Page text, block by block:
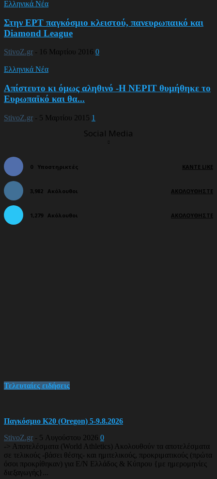
Ελληνικά Νέα
Στην ΕΡΤ παγκόσμιο κλειστού, πανευρωπαικό και
Diamond League
StivoZ.gr - 16 Μαρτίου 2016 0
Ελληνικά Νέα
Απίστευτο κι όμως αληθινό -Η ΝΕΡΙΤ θυμήθηκε το
Ευρωπαϊκό και θα...
StivoZ.gr - 5 Μαρτίου 2015 1
Social Media
0 Υποστηρικτές ΚΆΝΤΕ LIKE
3,982 Ακόλουθοι ΑΚΟΛΟΥΘΉΣΤΕ
1,279 Ακόλουθοι ΑΚΟΛΟΥΘΉΣΤΕ
Τελευταίες ειδήσεις
Παγκόσμιο Κ20 (Oregon) 5-9.8.2026
StivoZ.gr - 5 Αυγούστου 2026 0
-> Αποτελέσματα (World Athletics) Ακολουθούν τα αποτελέσματα
σε τελικούς -βάσει θέσης- και ημιτελικούς, προκριματικούς (πρώτα
όσοι προκρίθηκαν) για Ε/Ν Ελλάδος & Κύπρου {με ημερομηνίες
διεξαγωγής}...